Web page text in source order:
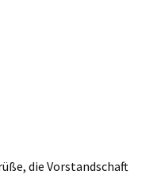
die Vorstandschaft